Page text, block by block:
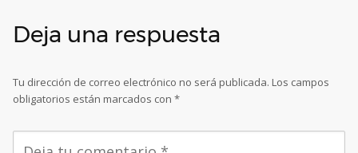
Deja una respuesta
Tu dirección de correo electrónico no será publicada. Los campos
obligatorios están marcados con *